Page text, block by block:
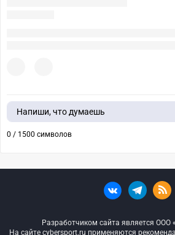
Напиши, что думаешь
0 / 1500 символов
Разработчиком сайта является
На сайте cybersport.ru применяются